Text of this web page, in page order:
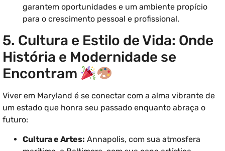
garantem oportunidades e um ambiente propício
para o crescimento pessoal e profissional.
5. Cultura e Estilo de Vida: Onde
História e Modernidade se
Encontram
Viver em Maryland é se conectar com a alma vibrante de
um estado que honra seu passado enquanto abraça o
futuro:
Cultura e Artes: Annapolis, com sua atmosfera